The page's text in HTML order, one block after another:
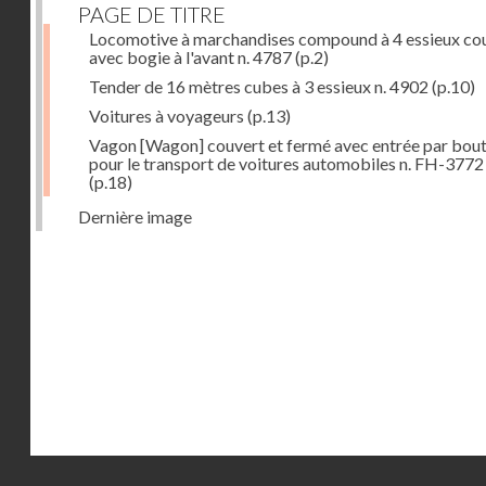
PAGE DE TITRE
Locomotive à marchandises compound à 4 essieux
avec bogie à l'avant n. 4787(p.2)
Tender de 16 mètres cubes à 3 essieux n. 4902 (p.10)
Voitures à voyageurs (p.13)
Vagon [Wagon] couvert et fermé avec entrée par
pour le transport de voitures automobiles n. FH-3772
(p.18)
Dernière image